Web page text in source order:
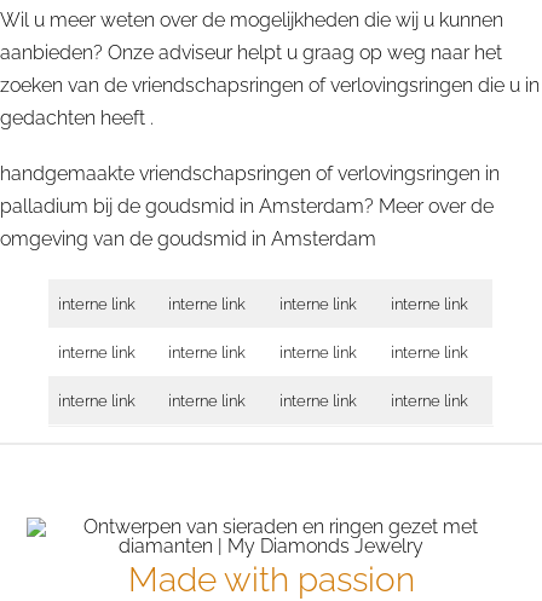
Wil u meer weten over de mogelijkheden die wij u kunnen
aanbieden? Onze adviseur helpt u graag op weg naar het
zoeken van de vriendschapsringen of verlovingsringen die u in
gedachten heeft .
handgemaakte vriendschapsringen of verlovingsringen in
palladium bij de goudsmid in Amsterdam? Meer over de
omgeving van de goudsmid in Amsterdam
interne link interne link interne link interne link
interne link interne link interne link interne link
interne link interne link interne link interne link
Made with passion